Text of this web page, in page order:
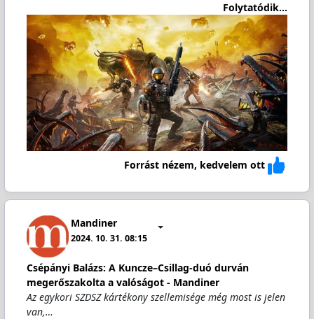
Folytatódik...
Forrást nézem, kedvelem ott
Mandiner
2024. 10. 31. 08:15
Csépányi Balázs: A Kuncze–Csillag-duó durván
megerőszakolta a valóságot - Mandiner
Az egykori SZDSZ kártékony szellemisége még most is jelen
van,…